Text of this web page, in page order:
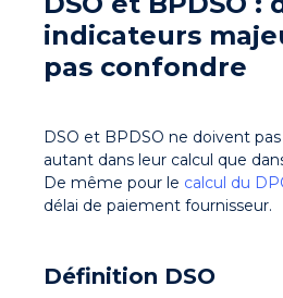
indicateurs
pas confondre
DSO et BPDSO ne doivent
autant dans leur calcul que
De même pour le calcul du
délai de paiement fournisseur.
Définition DSO